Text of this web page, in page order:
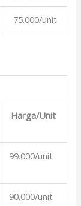
75.000/unit
Harga/Unit
99.000/unit
90.000/unit